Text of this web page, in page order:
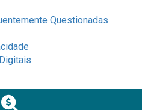
Questionadas